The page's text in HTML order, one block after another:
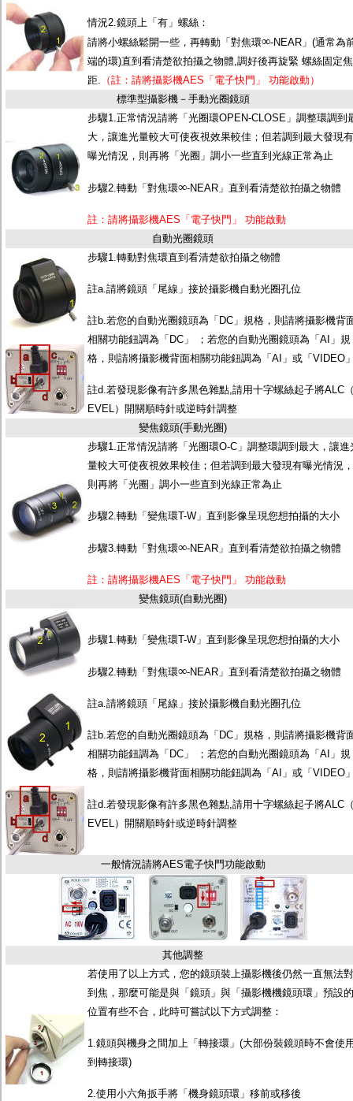
情況2.鏡頭上「有」螺絲：
請將小螺絲鬆開一些，再轉動「對焦環∞-NEAR」(通常為
端的環)直到看清楚欲拍攝之物體,調好後再旋緊 螺絲固定焦
距. （註：請將攝影機AES「電子快門」 功能啟動）
標準型攝影機－手動光圈鏡頭
步驟1.正常情況請將「光圈環OPEN-CLOSE」調整環調到
大，讓進光量較大可使夜視效果較佳；但若調到最大發現有
曝光情況，則再將「光圈」調小一些直到光線正常為止
步驟2.轉動「對焦環∞-NEAR」直到看清楚欲拍攝之物體
註：請將攝影機AES「電子快門」 功能啟動
自動光圈鏡頭
步驟1.轉動對焦環直到看清楚欲拍攝之物體
註a.請將鏡頭「尾線」接於攝影機自動光圈孔位
註b.若您的自動光圈鏡頭為「DC」規格，則請將攝影機背
相關功能鈕調為「DC」 ；若您的自動光圈鏡頭為「AI」規
格，則請將攝影機背面相關功能鈕調為「AI」或「VIDEO
註d.若發現影像有許多黑色雜點,請用十字螺絲起子將ALC
EVEL）開關順時針或逆時針調整
變焦鏡頭(手動光圈)
步驟1.正常情況請將「光圈環O-C」調整環調到最大，讓進
量較大可使夜視效果較佳；但若調到最大發現有曝光情況，
則再將「光圈」調小一些直到光線正常為止
步驟2.轉動「變焦環T-W」直到影像呈現您想拍攝的大小
步驟3.轉動「對焦環∞-NEAR」直到看清楚欲拍攝之物體
註：請將攝影機AES「電子快門」 功能啟動
變焦鏡頭(自動光圈)
步驟1.轉動「變焦環T-W」直到影像呈現您想拍攝的大小
步驟2.轉動「對焦環∞-NEAR」直到看清楚欲拍攝之物體
註a.請將鏡頭「尾線」接於攝影機自動光圈孔位
註b.若您的自動光圈鏡頭為「DC」規格，則請將攝影機背
相關功能鈕調為「DC」 ；若您的自動光圈鏡頭為「AI」規
格，則請將攝影機背面相關功能鈕調為「AI」或「VIDEO
註d.若發現影像有許多黑色雜點,請用十字螺絲起子將ALC
EVEL）開關順時針或逆時針調整
一般情況請將AES電子快門功能啟動
其他調整
若使用了以上方式，您的鏡頭裝上攝影機後仍然一直無法對
到焦，那麼可能是與「鏡頭」與「攝影機機鏡頭環」預設的
位置有些不合，此時可嘗試以下方式調整：
1.鏡頭與機身之間加上「轉接環」(大部份裝鏡頭時不會使
到轉接環)
2.使用小六角扳手將「機身鏡頭環」移前或移後